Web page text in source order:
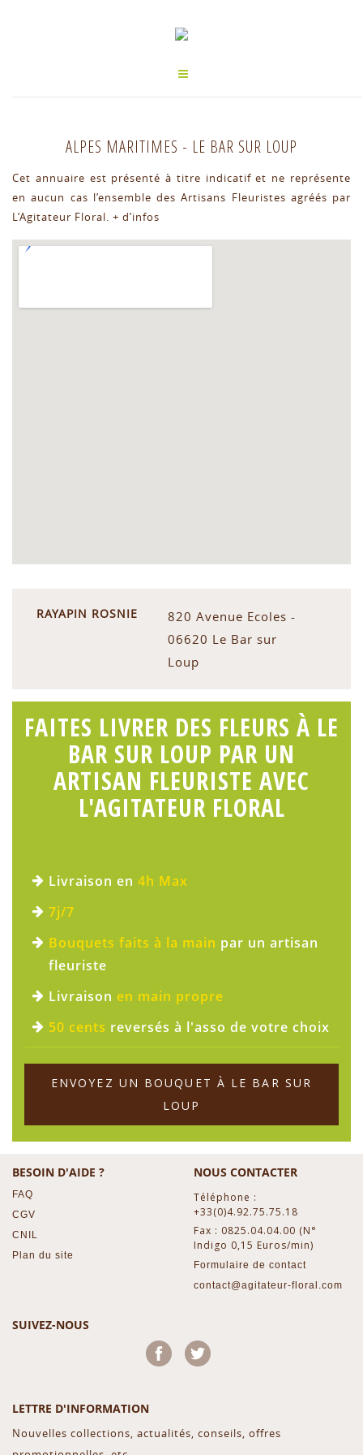
ALPES MARITIMES - LE BAR SUR LOUP
Cet annuaire est présenté à titre indicatif et ne représente
en aucun cas l’ensemble des Artisans Fleuristes agréés par
L’Agitateur Floral. + d’infos
RAYAPIN ROSNIE
820 Avenue Ecoles -
06620 Le Bar sur
Loup
FAITES LIVRER DES FLEURS À LE
BAR SUR LOUP PAR UN
ARTISAN FLEURISTE AVEC
L'AGITATEUR FLORAL
Livraison en 4h Max
7j/7
Bouquets faits à la main par un artisan
fleuriste
Livraison en main propre
50 cents reversés à l'asso de votre choix
ENVOYEZ UN BOUQUET À LE BAR SUR
LOUP
BESOIN D'AIDE ?
FAQ
CGV
CNIL
Plan du site
NOUS CONTACTER
Téléphone :
+33(0)4.92.75.75.18
Fax : 0825.04.04.00 (N°
Indigo 0,15 Euros/min)
Formulaire de contact
contact@agitateur-floral.com
SUIVEZ-NOUS
Facebook
LETTRE D'INFORMATION
Nouvelles collections, actualités, conseils, offres